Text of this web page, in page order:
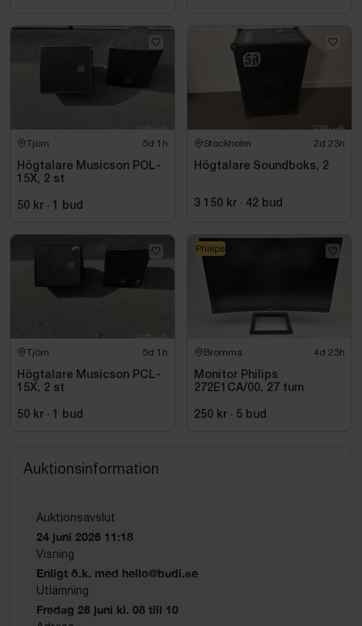
Tjörn 5d 1h
Högtalare Musicson POL-
15X, 2 st
50 kr · 1 bud
Stockholm 2d 23h
Högtalare Soundboks, 2
3 150 kr · 42 bud
Tjörn 5d 1h
Högtalare Musicson PCL-
15X, 2 st
50 kr · 1 bud
Bromma 4d 23h
Monitor Philips
272E1CA/00, 27 tum
250 kr · 5 bud
Philips
Auktionsinformation
Auktionsavslut
24 juni 2026 11:18
Visning
Enligt ö.k. med hello@budi.se
Utlämning
Fredag 26 juni kl. 08 till 10